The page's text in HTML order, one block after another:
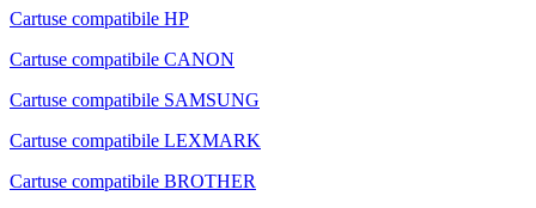
Cartuse compatibile HP
Cartuse compatibile CANON
Cartuse compatibile SAMSUNG
Cartuse compatibile LEXMARK
Cartuse compatibile BROTHER